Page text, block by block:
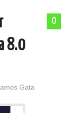
0
8.0
Gata